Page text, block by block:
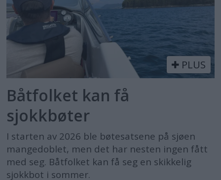
PLUS
Båtfolket kan få
sjokkbøter
I starten av 2026 ble bøtesatsene på sjøen
mangedoblet, men det har nesten ingen fått
med seg. Båtfolket kan få seg en skikkelig
sjokkbot i sommer.